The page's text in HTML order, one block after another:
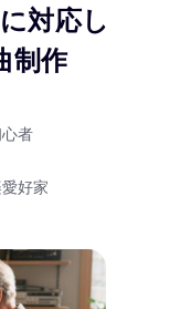
対応し
制作
者
好家